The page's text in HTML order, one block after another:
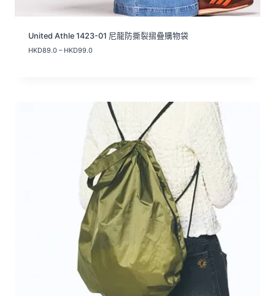
United Athle 1423-01 尼龍防撕裂摺疊購物袋
HKD89.0 – HKD99.0
0
到
H
K
D
9
9
.
0